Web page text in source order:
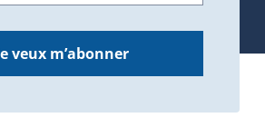
veux m’abonner